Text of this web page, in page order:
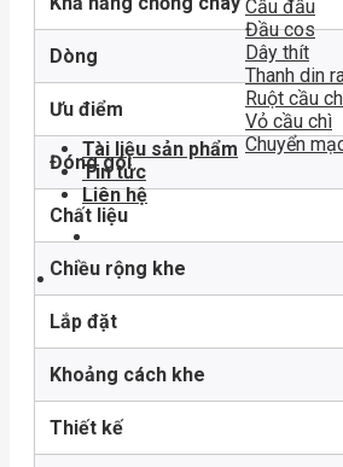
Cầu đấu
Đầu cos
Dây thít
Thanh din
Ruột cầu
Vỏ cầu chì
Chuyển
Tài liệu sản phẩm
Tin tức
Liên hệ
Dòng
Ưu điểm
Đóng gói
Chất liệu
Chiều rộng khe
Lắp đặt
Khoảng cách khe
Thiết kế